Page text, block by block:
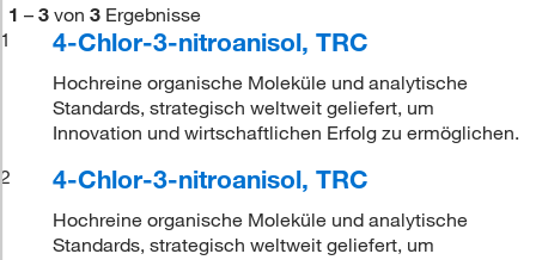
1 – 3 von 3 Ergebnisse
1
4-Chlor-3-nitroanisol, TRC
Hochreine organische Moleküle und analytische
Standards, strategisch weltweit geliefert, um
Innovation und wirtschaftlichen Erfolg zu ermöglichen.
2
4-Chlor-3-nitroanisol, TRC
Hochreine organische Moleküle und analytische
Standards, strategisch weltweit geliefert, um